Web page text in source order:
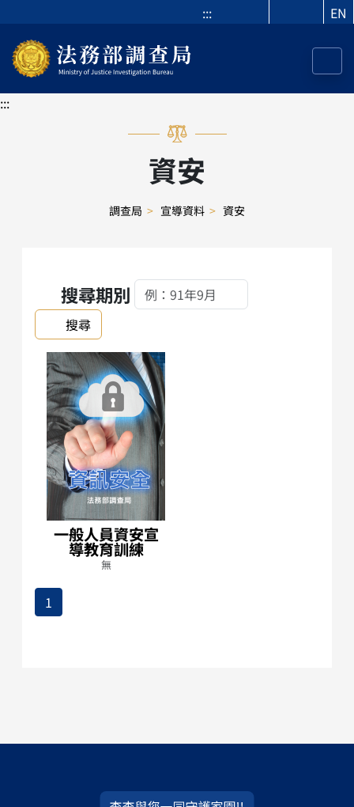
::: EN
:::
資安
調查局 > 宣導資料 > 資安
搜尋期別
搜尋
一般人員資安宣
導教育訓練
無
1